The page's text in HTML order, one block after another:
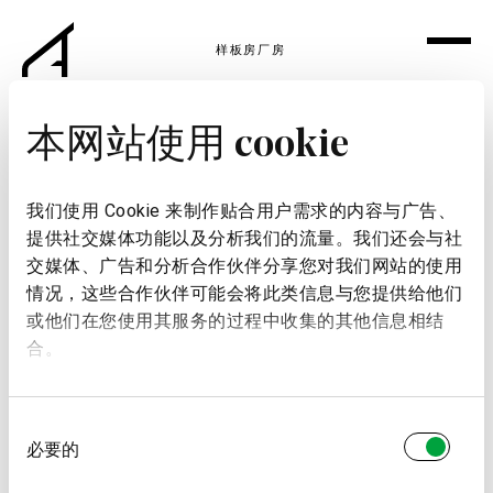
本网站使用 cookie
我们使用 Cookie 来制作贴合用户需求的内容与广告、
提供社交媒体功能以及分析我们的流量。我们还会与社
交媒体、广告和分析合作伙伴分享您对我们网站的使用
情况，这些合作伙伴可能会将此类信息与您提供给他们
或他们在您使用其服务的过程中收集的其他信息相结
合。
必要的
样板房厂房